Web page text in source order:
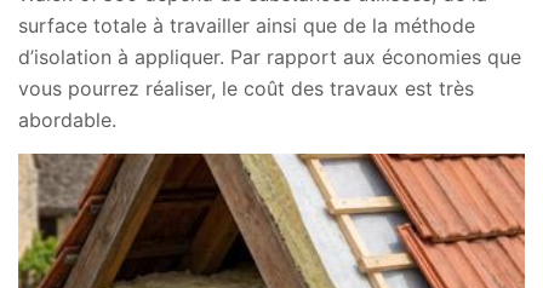
surface totale à travailler ainsi que de la méthode
d’isolation à appliquer. Par rapport aux économies que
vous pourrez réaliser, le coût des travaux est très
abordable.